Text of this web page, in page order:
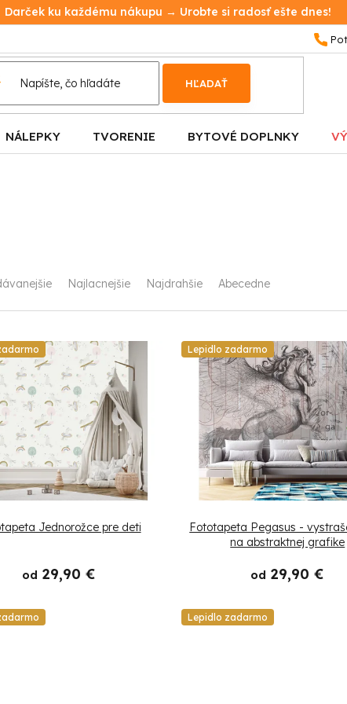
Darček ku každému nákupu → Urobte si radosť ešte dnes!
HĽADAŤ
NÁLEPKY TVORENIE BYTOVÉ DOPLNKY
Najlacnejšie Najdrahšie Abecedne
Jednorožce pre deti
od 29,90 €
Lepidlo zadarmo
Fototapeta Pegasus -
na abstraktnej grafike
od 29,90 €
Lepidlo zadarmo